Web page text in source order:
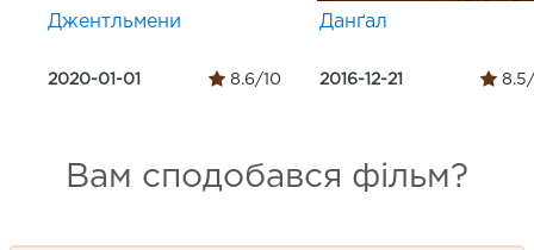
Джентльмени
2020-01-01 8.6/10
Данґал
2016-12-21 8.5/
Вам сподобався фільм?